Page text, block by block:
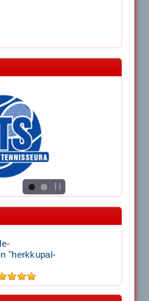
"herkkupal-